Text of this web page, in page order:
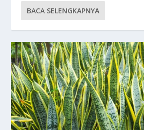
BACA SELENGKAPNYA